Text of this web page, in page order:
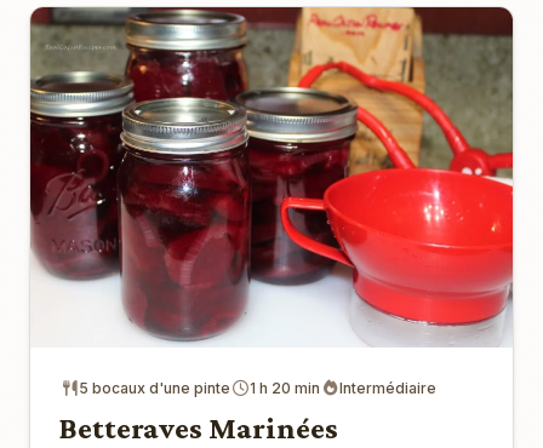
5 bocaux d'une pinte 1 h 20 min Intermédiaire
Betteraves Marinées